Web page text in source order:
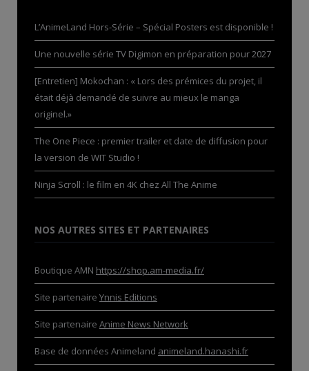
L’AnimeLand Hors-Série – Spécial Posters est disponible !
Une nouvelle série TV Digimon en préparation pour 2027
[Entretien] Mokochan : « Lors des prémices du projet, il
était déjà demandé de suivre au mieux le manga
originel.»
The One Piece : premier trailer et date de diffusion pour
la version de WIT Studio !
Ninja Scroll : le film en 4K chez All The Anime
NOS AUTRES SITES ET PARTENAIRES
Boutique AMN https://shop.am-media.fr/
Site partenaire Ynnis Editions
Site partenaire Anime News Network
Base de données Animeland animeland.hanashi.fr